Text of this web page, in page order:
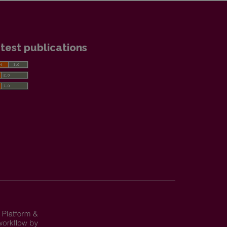
publications